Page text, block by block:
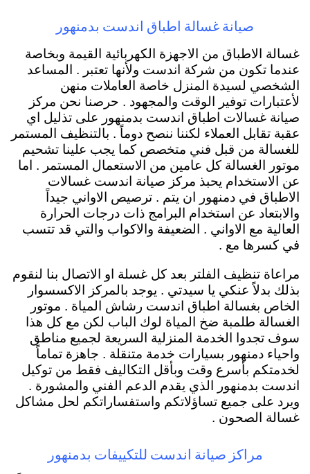
صيانة غسالة اطباق اندست بدمنهور
غسالة الاطباق من الاجهزة الكهربائية القيمة وبخاصة
عندما تكون من شركة اندست ولأنها تعتبر . المساعد
الشخصي لسيدة المنزل خاصة العاملات منهن
لأعتبارات توفير الوقت والمجهود . حرصنا نحن مركز
صيانة غسالات اطباق اندست بدمنهور على تذليل اي
عقبة تقابل العملاء لكننا ننصح دوماً . بالتنظيف المستمر
للغسالة من قبل فني متخصص كما يجب علينا تشحيم
موتور الغسالة كل عامين من الاستعمال المستمر . اما
عن الاستخدام يحبذ مركز صيانة اندست غسالات
الاطباق في دمنهور ان يتم . ترصيص الاواني جيداً
والابتعاد عن استخدام البرامج ذات درجات الحرارة
العالية مع الاواني . الضعيفة والاكواب والتي قد تتسب
في كسرها مع .
مراعاة تنظيف الفلتر بعد كل غسلة او الاتصال بنا لنقوم
بذلك بدلاً عنكي يا سيدتي . يوجد بالمركز الاكسسوار
الخاص بغسالة اطباق اندست رشاش المياة . موتور
الغسالة طلمبة ضخ المياة لوك الباب لكن مع كل هذا
سوف تجدوا الخدمة المنزلية السريعة لجميع مناطق
واحياء دمنهور بسيارات خدمة متنقلة . جاهزة تماماً
لخدمتكم بأسرع وقت وبأقل التكاليف فقط من توكيل
اندست بدمنهور الذي يقدم الدعم الفني والمشورة .
ويرد على جميع تساؤلاتكم واستفساراتكم لحل مشاكل
غسالة الصحون .
مراكز صيانة اندست للتكييفات بدمنهور